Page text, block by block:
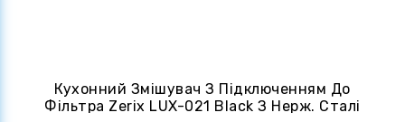
Кухонний Змішувач З Підключенням До
Фільтра Zerix LUX-021 Black З Нерж. Сталі